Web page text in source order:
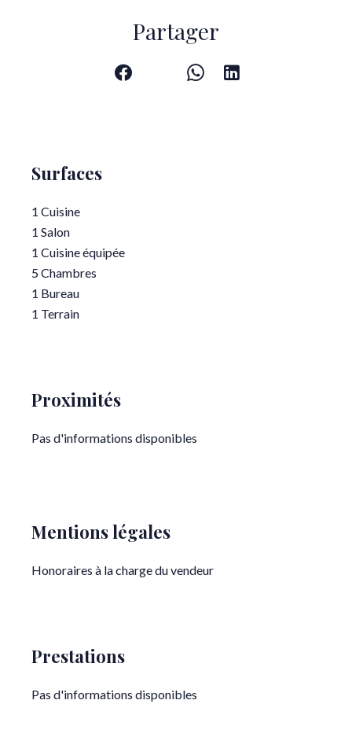
Partager
Surfaces
1 Cuisine
1 Salon
1 Cuisine équipée
5 Chambres
1 Bureau
1 Terrain
Proximités
Pas d'informations disponibles
Mentions légales
Honoraires à la charge du vendeur
Prestations
Pas d'informations disponibles